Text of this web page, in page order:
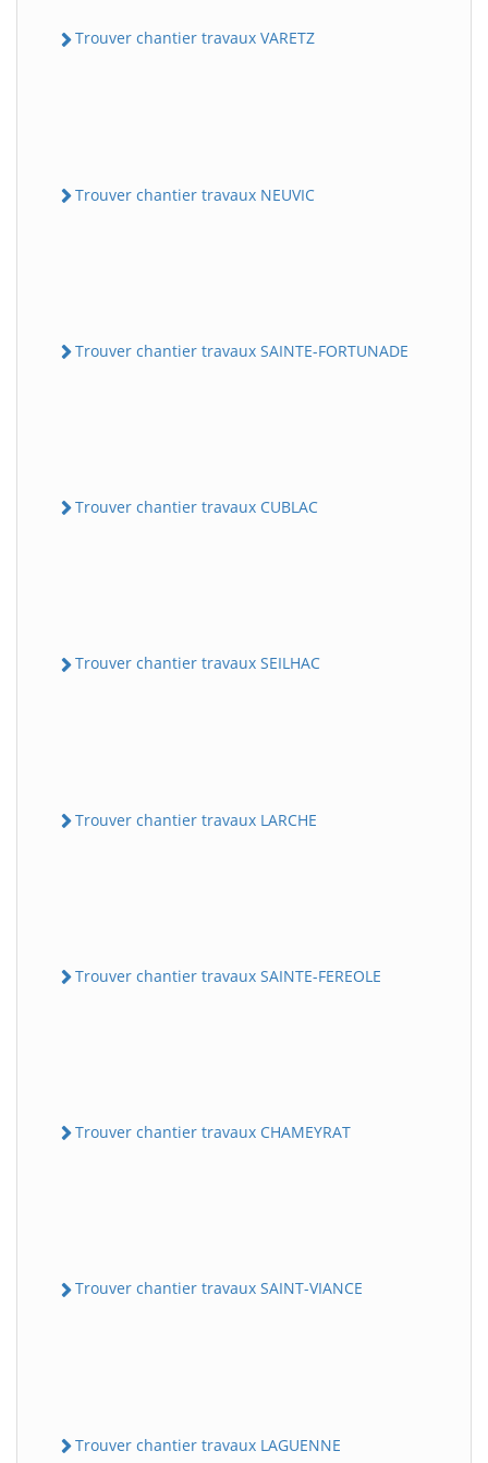
Trouver chantier travaux VARETZ
Trouver chantier travaux NEUVIC
Trouver chantier travaux SAINTE-FORTUNADE
Trouver chantier travaux CUBLAC
Trouver chantier travaux SEILHAC
Trouver chantier travaux LARCHE
Trouver chantier travaux SAINTE-FEREOLE
Trouver chantier travaux CHAMEYRAT
Trouver chantier travaux SAINT-VIANCE
Trouver chantier travaux LAGUENNE